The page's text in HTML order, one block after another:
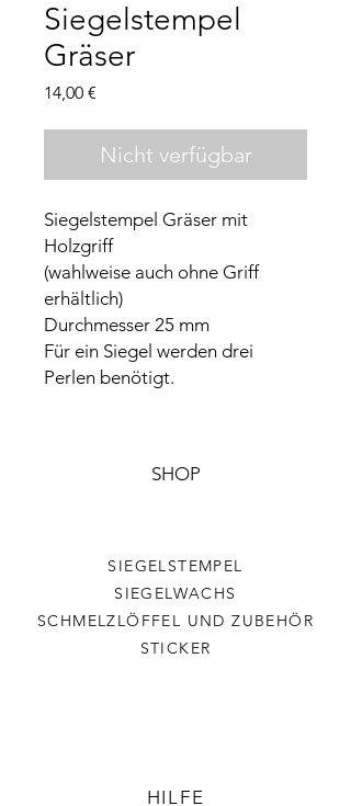
Siegelstempel
Gräser
14,00 €
Nicht verfügbar
Siegelstempel Gräser mit
Holzgriff
(wahlweise auch ohne Griff
erhältlich)
Durchmesser 25 mm
Für ein Siegel werden drei
Perlen benötigt.
SHOP
SIEGELSTEMPEL
SIEGELWACHS
SCHMELZLÖFFEL UND ZUBEHÖR
STICKER
HILFE